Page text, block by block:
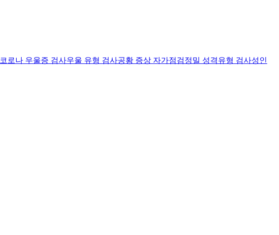
코로나 우울증 검사우울 유형 검사공황 증상 자가점검정밀 성격유형 검사성인